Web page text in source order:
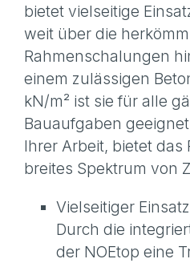
bietet vielseitige
weit über die
Rahmenschalungen
einem zulässigen
kN/m² ist sie für alle
Bauaufgaben
Ihrer Arbeit, bietet das
breites Spektrum von
Vielseitiger Einsatz
Durch die
der NOEtop eine